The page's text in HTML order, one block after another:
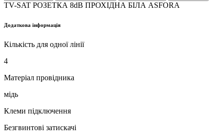
TV-SAT РОЗЕТКА 8dB ПРОХІДНА БІЛА ASFORA
Додаткова інформація
Кількість для одної лінії
4
Матеріал провідника
мідь
Клеми підключення
Безгвинтові затискачі